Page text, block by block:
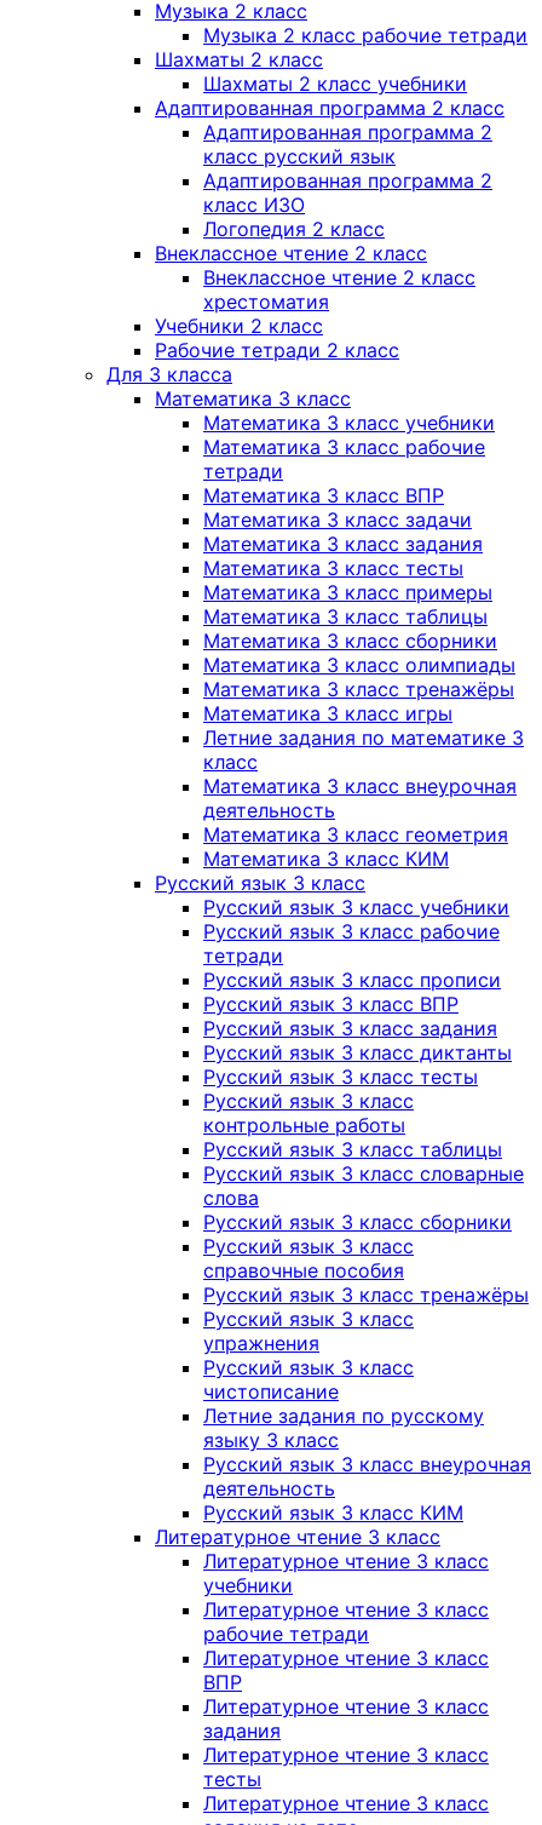
Музыка 2 класс
Музыка 2 класс рабочие тетради
Шахматы 2 класс
Шахматы 2 класс учебники
Адаптированная программа 2 класс
Адаптированная программа 2
класс русский язык
Адаптированная программа 2
класс ИЗО
Логопедия 2 класс
Внеклассное чтение 2 класс
Внеклассное чтение 2 класс
хрестоматия
Учебники 2 класс
Рабочие тетради 2 класс
Для 3 класса
Математика 3 класс
Математика 3 класс учебники
Математика 3 класс рабочие
тетради
Математика 3 класс ВПР
Математика 3 класс задачи
Математика 3 класс задания
Математика 3 класс тесты
Математика 3 класс примеры
Математика 3 класс таблицы
Математика 3 класс сборники
Математика 3 класс олимпиады
Математика 3 класс тренажёры
Математика 3 класс игры
Летние задания по математике 3
класс
Математика 3 класс внеурочная
деятельность
Математика 3 класс геометрия
Математика 3 класс КИМ
Русский язык 3 класс
Русский язык 3 класс учебники
Русский язык 3 класс рабочие
тетради
Русский язык 3 класс прописи
Русский язык 3 класс ВПР
Русский язык 3 класс задания
Русский язык 3 класс диктанты
Русский язык 3 класс тесты
Русский язык 3 класс
контрольные работы
Русский язык 3 класс таблицы
Русский язык 3 класс словарные
слова
Русский язык 3 класс сборники
Русский язык 3 класс
справочные пособия
Русский язык 3 класс тренажёры
Русский язык 3 класс
упражнения
Русский язык 3 класс
чистописание
Летние задания по русскому
языку 3 класс
Русский язык 3 класс внеурочная
деятельность
Русский язык 3 класс КИМ
Литературное чтение 3 класс
Литературное чтение 3 класс
учебники
Литературное чтение 3 класс
рабочие тетради
Литературное чтение 3 класс
ВПР
Литературное чтение 3 класс
задания
Литературное чтение 3 класс
тесты
Литературное чтение 3 класс